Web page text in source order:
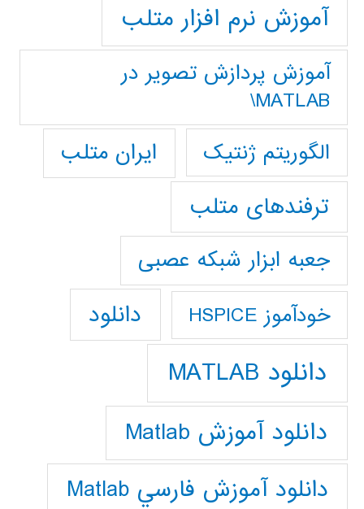
آموزش نرم افزار متلب
آموزش پردازش تصوير در
MATLAB\
الگوریتم ژنتیک
ایران متلب
ترفندهای متلب
جعبه ابزار شبکه عصبی
خودآموز HSPICE دانلود
دانلود MATLAB
دانلود آموزش Matlab
دانلود آموزش فارسي Matlab